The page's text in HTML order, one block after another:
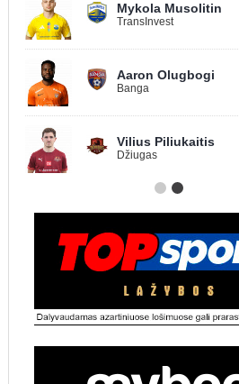
Mykola Musolitin
TransInvest
Aaron Olugbogi
Banga
Vilius Piliukaitis
Džiugas